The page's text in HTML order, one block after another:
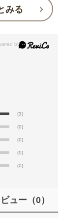
みる
(3)
(0)
(0)
(0)
(0)
ュー （0）